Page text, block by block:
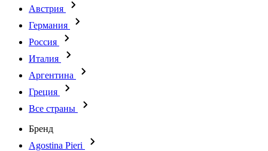
Австрия
Германия
Россия
Италия
Аргентина
Греция
Все страны
Бренд
Agostina Pieri